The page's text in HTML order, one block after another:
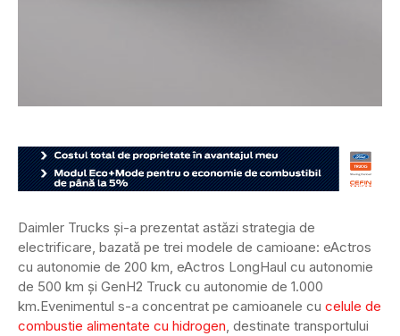
Daimler Trucks și-a prezentat astăzi strategia de
electrificare, bazată pe trei modele de camioane: eActros
cu autonomie de 200 km, eActros LongHaul cu autonomie
de 500 km și GenH2 Truck cu autonomie de 1.000
km.Evenimentul s-a concentrat pe camioanele cu celule de
combustie alimentate cu hidrogen, destinate transportului